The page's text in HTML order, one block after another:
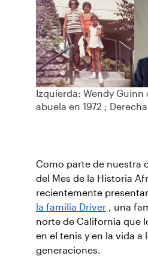
Izquierda: Wendy
abuela en 1972 ;
Como parte de nuestra
del Mes de la Historia
recientemente
la familia Driver , una
norte de California que
en el tenis y en la vida a
generaciones.